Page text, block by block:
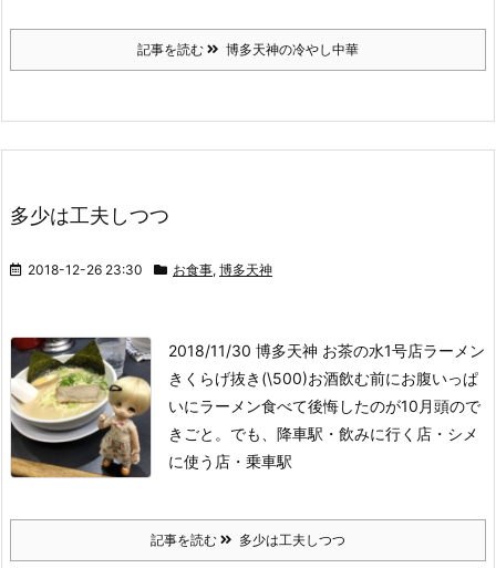
記事を読む 博多天神の冷やし中華
多少は工夫しつつ
2018-12-26 23:30 お食事, 博多天神
2018/11/30 博多天神 お茶の水1号店ラーメン
きくらげ抜き(\500)お酒飲む前にお腹いっぱ
いにラーメン食べて後悔したのが10月頭ので
きごと。でも、降車駅・飲みに行く店・シメ
に使う店・乗車駅
記事を読む 多少は工夫しつつ